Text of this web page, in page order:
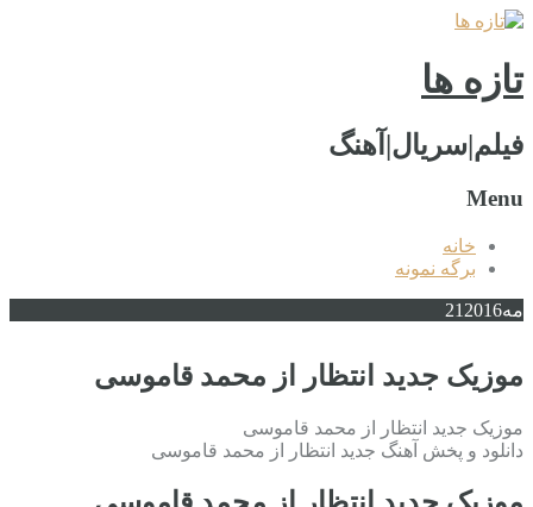
تازه ها
فیلم|سریال|آهنگ
Menu
خانه
برگه نمونه
مه 21 2016
موزیک جدید انتظار از محمد قاموسی
موزیک جدید انتظار از محمد قاموسی
دانلود و پخش آهنگ جدید انتظار از محمد قاموسی